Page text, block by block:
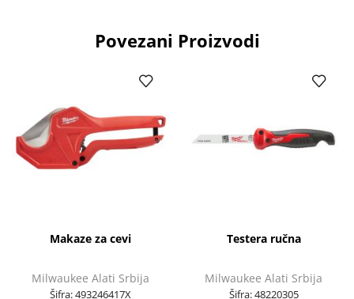
Povezani Proizvodi
Makaze za cevi
Milwaukee Alati Srbija
Šifra:493246417X
Testera ručna
Milwaukee Alati Srbija
Šifra:48220305